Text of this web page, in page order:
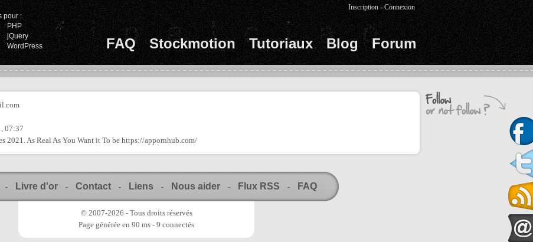
pour :
PHP
jQuery
WordPress FAQ Stockmotion Tutoriaux Blog Forum
Inscription -Connexion
07:37
2021. As Real As You Want it To be https://appornhub.com/
- Livre d'or - Contact - Liens - Nous aider - Flux RSS - FAQ
© 2007-2026 - Tous droits réservés
Page générée en 90 ms - 9 connectés